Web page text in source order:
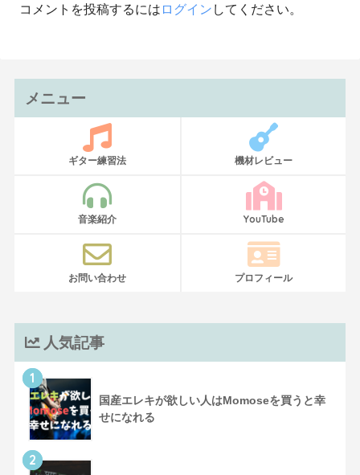
コメントを投稿するには ログイン してください。
メニュー
ギター練習法 機材レビュー
音楽紹介 YouTube
お問い合わせ プロフィール
人気記事
1
国産エレキが欲しい人はMomoseを買うと幸
せになれる
2